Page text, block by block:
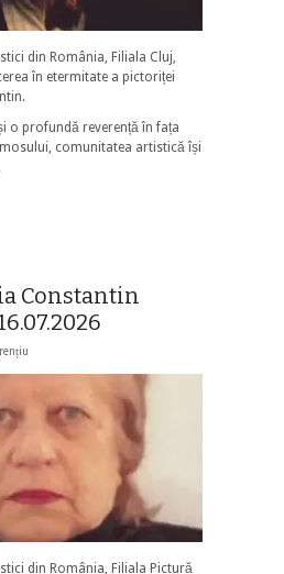
din România, Filiala Cluj,
în etermitate a pictoriței
o profundă reverență în fața
comunitatea artistică își
Constantin
din România, Filiala Pictură